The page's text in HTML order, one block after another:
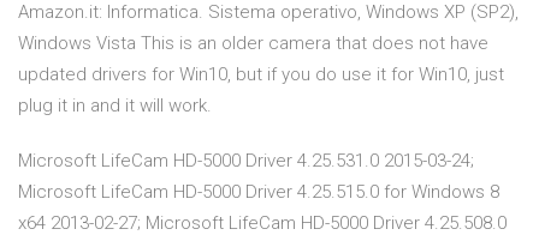
Amazon.it: Informatica. Sistema operativo, Windows XP (SP2),
Windows Vista This is an older camera that does not have
updated drivers for Win10, but if you do use it for Win10, just
plug it in and it will work.
Microsoft LifeCam HD-5000 Driver 4.25.531.0 2015-03-24;
Microsoft LifeCam HD-5000 Driver 4.25.515.0 for Windows 8
x64 2013-02-27; Microsoft LifeCam HD-5000 Driver 4.25.508.0